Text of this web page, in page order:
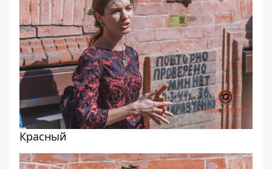
Красный